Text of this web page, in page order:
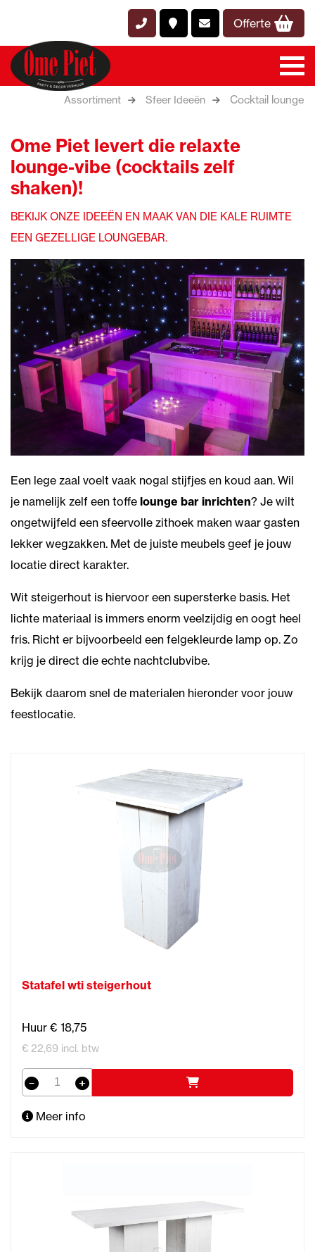
Offerte
Assortiment Sfeer Ideeën Cocktail lounge
Ome Piet levert die relaxte
lounge-vibe (cocktails zelf
shaken)!
BEKIJK ONZE IDEEËN EN MAAK VAN DIE KALE RUIMTE
EEN GEZELLIGE LOUNGEBAR.
Een lege zaal voelt vaak nogal stijfjes en koud aan. Wil
je namelijk zelf een toffe lounge bar inrichten? Je wilt
ongetwijfeld een sfeervolle zithoek maken waar gasten
lekker wegzakken. Met de juiste meubels geef je jouw
locatie direct karakter.
Wit steigerhout is hiervoor een supersterke basis. Het
lichte materiaal is immers enorm veelzijdig en oogt heel
fris. Richt er bijvoorbeeld een felgekleurde lamp op. Zo
krijg je direct die echte nachtclubvibe.
Bekijk daarom snel de materialen hieronder voor jouw
feestlocatie.
Statafel wti steigerhout
Huur € 18,75
€ 22,69 incl. btw
Meer info